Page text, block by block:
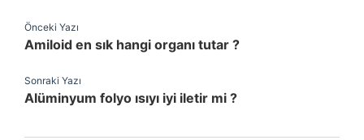
Önceki Yazı
Amiloid en sık hangi organı tutar ?
Sonraki Yazı
Alüminyum folyo ısıyı iyi iletir mi ?